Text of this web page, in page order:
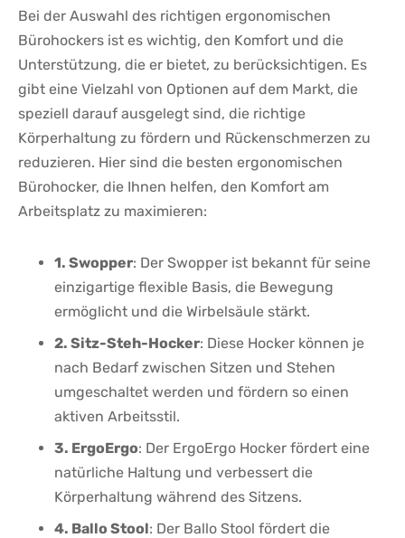
Bei der ‍Auswahl des ​richtigen ‌ergonomischen
Bürohockers ist⁤ es wichtig, den Komfort und die
Unterstützung,‍ die ‍er‌ bietet, zu‌ berücksichtigen. Es
gibt⁤ eine ⁣Vielzahl von⁤ Optionen auf dem Markt, die
speziell ​darauf ausgelegt sind, die richtige
Körperhaltung zu fördern und Rückenschmerzen zu
reduzieren. Hier sind die besten‌ ergonomischen
Bürohocker, die Ihnen helfen, den Komfort am‌
Arbeitsplatz zu maximieren:
1. Swopper: Der Swopper ist bekannt für seine
einzigartige flexible ‍Basis, die ⁢Bewegung⁢
ermöglicht und die Wirbelsäule stärkt.
2. Sitz-Steh-Hocker: ⁢Diese⁤ Hocker ⁢können je
nach Bedarf zwischen​ Sitzen und Stehen
umgeschaltet werden und⁣ fördern so​ einen
aktiven Arbeitsstil.
3. ErgoErgo: Der ErgoErgo Hocker fördert eine
natürliche Haltung⁣ und verbessert​ die
Körperhaltung ⁢während ⁢des Sitzens.
4. Ballo Stool: Der Ballo Stool ⁢fördert die